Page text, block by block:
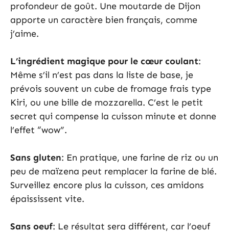
profondeur de goût. Une moutarde de Dijon
apporte un caractère bien français, comme
j’aime.
L’ingrédient magique pour le cœur coulant:
Même s’il n’est pas dans la liste de base, je
prévois souvent un cube de fromage frais type
Kiri, ou une bille de mozzarella. C’est le petit
secret qui compense la cuisson minute et donne
l’effet “wow”.
Sans gluten: En pratique, une farine de riz ou un
peu de maïzena peut remplacer la farine de blé.
Surveillez encore plus la cuisson, ces amidons
épaississent vite.
Sans oeuf: Le résultat sera différent, car l’oeuf